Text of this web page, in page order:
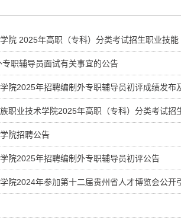
院 2025年高职（专科）分类考试招生职业技
职辅导员面试有关事宜的公告
院2025年招聘编制外专职辅导员初评成绩发布
职业技术学院2025年高职（专科）分类考试招
院招聘公告
院2025年招聘编制外专职辅导员初评公告
院2024年参加第十二届贵州省人才博览会公开